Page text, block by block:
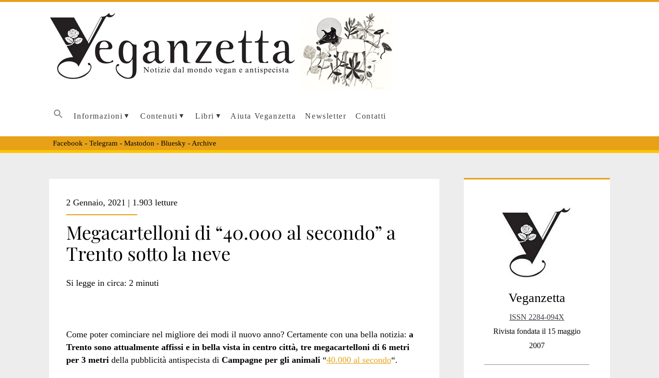
Informazioni Contenuti Libri Aiuta Veganzetta Newsletter Contatti
Facebook - Telegram - Mastodon - Bluesky- Archive
<span>ivana
ravanelli</span>
2 Gennaio, 2021 | 1.903 letture
Megacartelloni di “40.000 al secondo” a
Trento sotto la neve
Si legge in circa: 2 minuti
Come poter cominciare nel migliore dei modi il nuovo anno? Certamente con una bella notizia: a
Trento sono attualmente affissi e in bella vista in centro città, tre megacartelloni di 6 metri
per 3 metri della pubblicità antispecista di Campagne per gli animali “40.000 al secondo“.
Sidebar
Veganzetta
ISSN 2284-094X
Rivista fondata il 15 maggio
2007